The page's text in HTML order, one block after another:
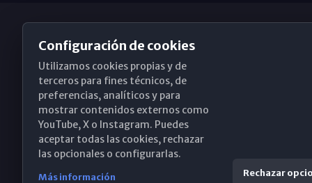
Obispado de Málaga
Santa María, 18-20. 29015 Málaga
(+34) 952 224 386
Configuración de cookies
Utilizamos cookies propias y de
terceros para fines técnicos, de
preferencias, analíticos y para
mostrar contenidos externos como
YouTube, X o Instagram. Puedes
aceptar todas las cookies, rechazar
las opcionales o configurarlas.
Más información Rechazar